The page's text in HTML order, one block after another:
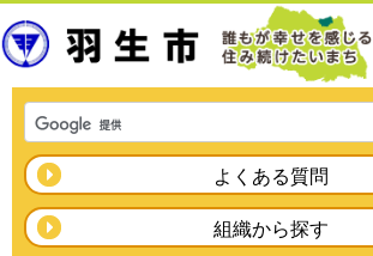
よくある質問
組織から探す